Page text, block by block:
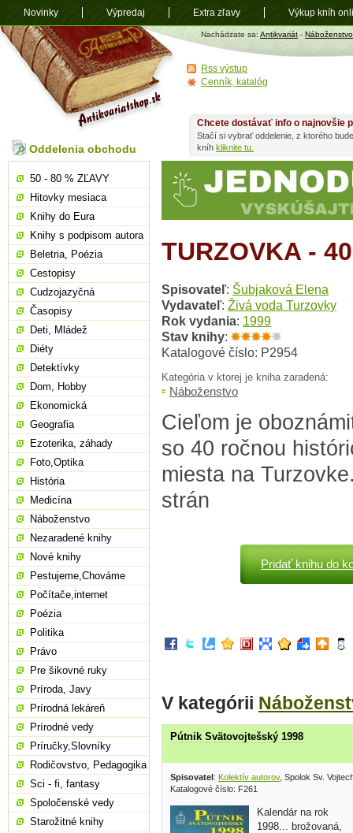
Antikvariát
shop.sk
Nachádzate sa: Antikvariát - Náboženstvo
TURZOVKA -
Spisovateľ: Šubjaková Elena
Vydavateľ: Živá voda Turzovky
Rok vydania: 1999
Stav knihy:
Katalogové číslo: P2954
Kategória v ktorej je kniha zaradená:
Náboženstvo
Cieľom je
so 40 ročnou
miesta na
strán
Pridať knihu do
V kategórii
Pútnik Svätovojtešský 1998
Spisovatel: Kolektív autorov, Spolok Sv.
Katalogové číslo: F261
Kalendár na rok
1998... brožovaná,
Chcete dostávať info o najnovšie
Stačí si vybrať oddelenie, z ktorého
kníh kliknite tu.
Oddelenia obchodu
50 - 80 % ZĽAVY
Hitovky mesiaca
Knihy do Eura
Knihy s podpisom autora
Beletria, Poézia
Cestopisy
Cudzojazyčná
Časopisy
Deti, Mládež
Diéty
Detektívky
Dom, Hobby
Ekonomická
Geografia
Ezoterika, záhady
Foto,Optika
História
Medicína
Náboženstvo
Nezaradené knihy
Nové knihy
Pestujeme,Chováme
Počítače,internet
Poézia
Politika
Právo
Pre šikovné ruky
Príroda, Javy
Prírodná lekáreň
Prírodné vedy
Príručky,Slovníky
Rodičovstvo, Pedagogika
Sci - fi, fantasy
Spoločenské vedy
Starožitné knihy
Rss výstup
Cenník, katalóg
Novinky Výpredaj Extra zľavy Výkup kníh